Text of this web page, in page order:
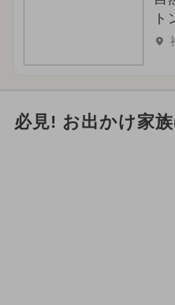
ト
必見! お出かけ家